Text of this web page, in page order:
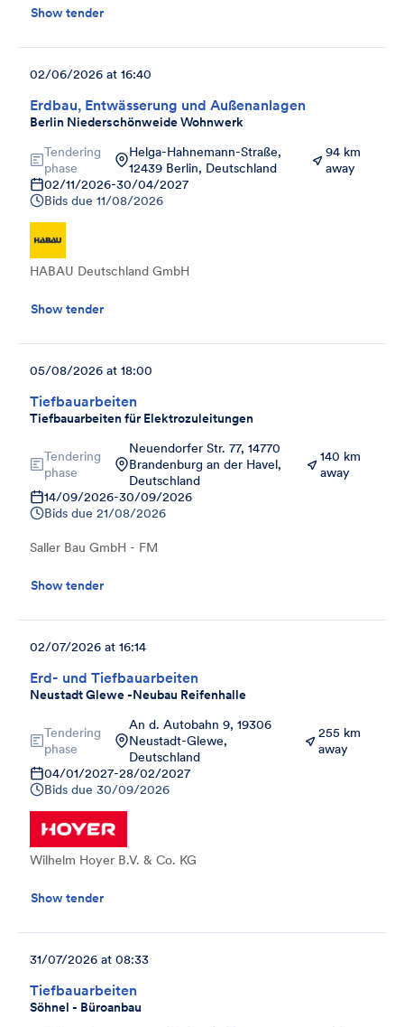
Show tender
Erdbau, Entwässerung und Außenanlagen
Berlin Niederschönweide Wohnwerk
02/06/2026 at 16:40
Tendering
phase
Helga-Hahnemann-Straße,
12439 Berlin, Deutschland
94 km
away
02/11/2026-30/04/2027
Bids due 11/08/2026
HABAU Deutschland GmbH
Show tender
Tiefbauarbeiten
Tiefbauarbeiten für Elektrozuleitungen
05/08/2026 at 18:00
Tendering
phase
Neuendorfer Str. 77, 14770
Brandenburg an der Havel,
Deutschland
140 km
away
14/09/2026-30/09/2026
Bids due 21/08/2026
Saller Bau GmbH - FM
Show tender
Erd- und Tiefbauarbeiten
Neustadt Glewe -Neubau Reifenhalle
02/07/2026 at 16:14
Tendering
phase
An d. Autobahn 9, 19306
Neustadt-Glewe,
Deutschland
255 km
away
04/01/2027-28/02/2027
Bids due 30/09/2026
Wilhelm Hoyer B.V. & Co. KG
Show tender
Tiefbauarbeiten
Söhnel - Büroanbau
31/07/2026 at 08:33